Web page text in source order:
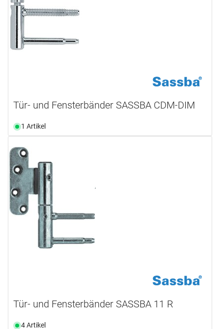
Tür- und Fensterbänder SASSBA CDM-DIM
1 Artikel
Tür- und Fensterbänder SASSBA 11 R
4 Artikel